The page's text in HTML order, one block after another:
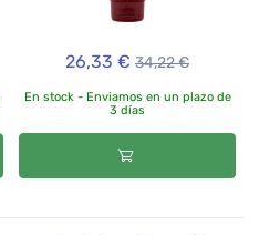
26,33 € 34,22 €
En stock - Enviamos en un plazo de
3 días